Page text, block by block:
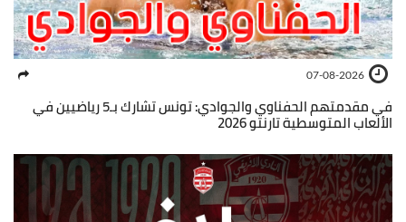
07-08-2026
في مقدمتهم الحفناوي والجوادي: تونس تشارك بـ5 رياضيين في
الألعاب المتوسطية تارنتو 2026